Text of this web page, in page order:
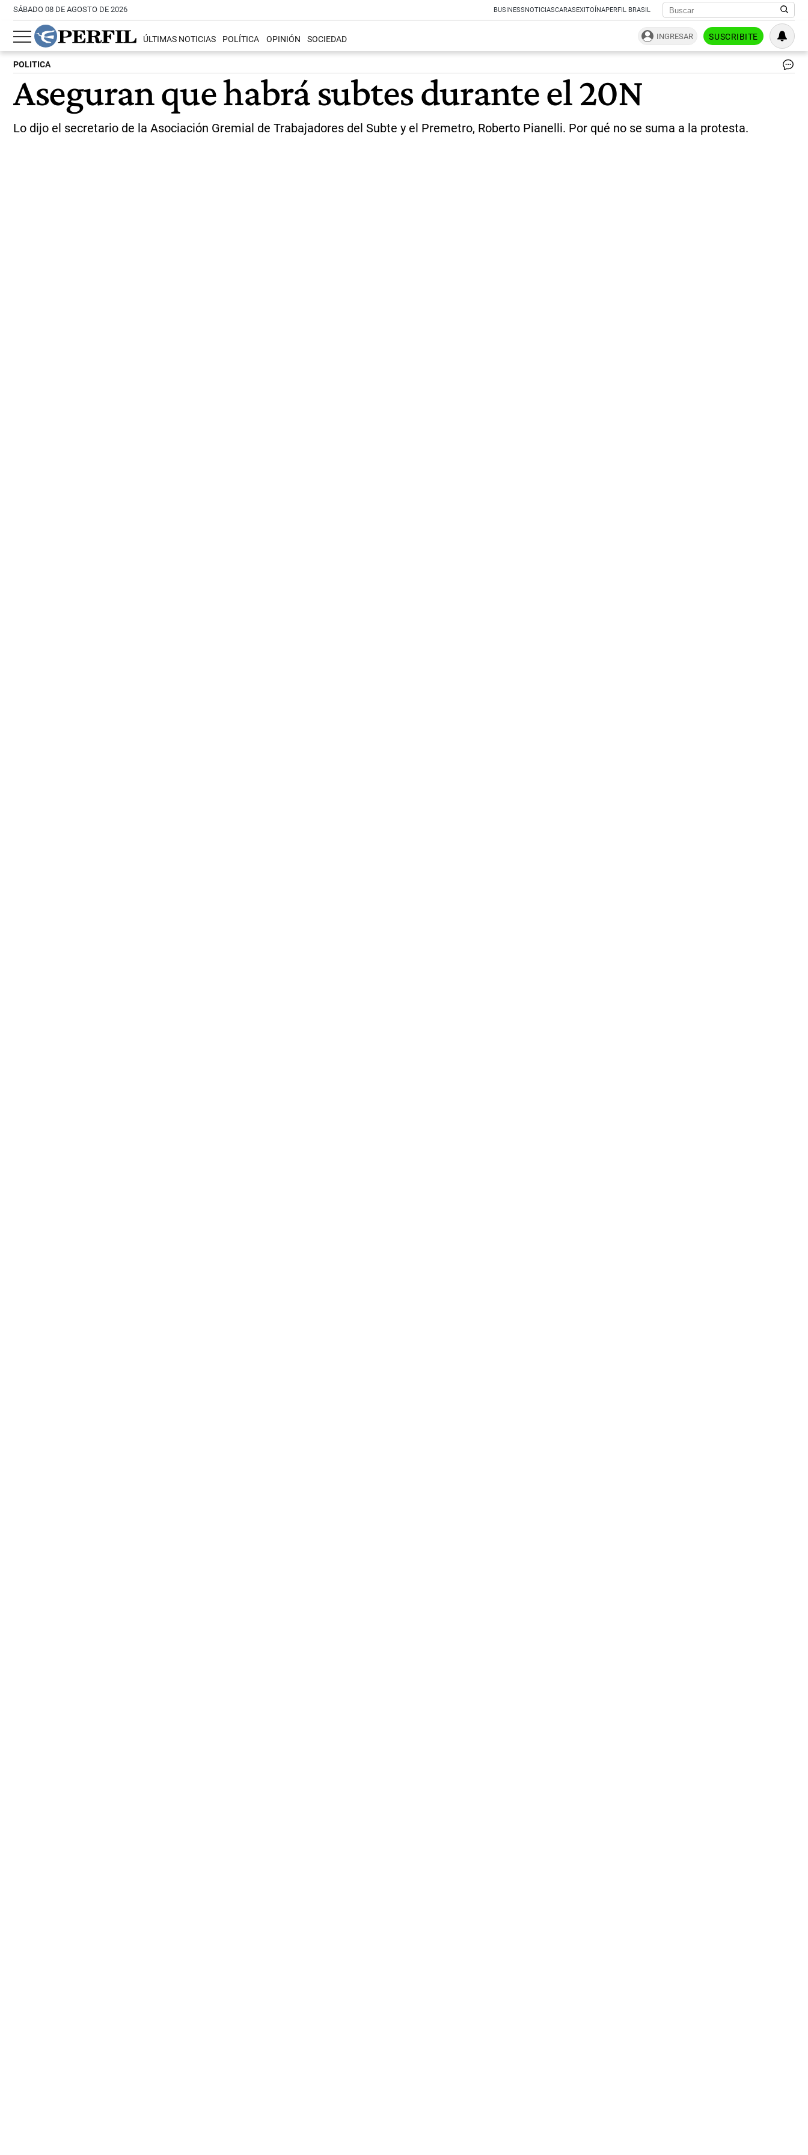
SÁBADO 08 DE AGOSTO DE 2026 BUSINESSNOTICIASCARASEXITOÍNAPERFIL BRASIL
ÚLTIMAS NOTICIAS POLÍTICA OPINIÓN SOCIEDAD INGRESAR SUSCRIBITE
POLITICA
Aseguran que habrá subtes durante el 20N
Lo dijo el secretario de la Asociación Gremial de Trabajadores del Subte y el Premetro, Roberto Pianelli. Por qué no se suma a la protesta.